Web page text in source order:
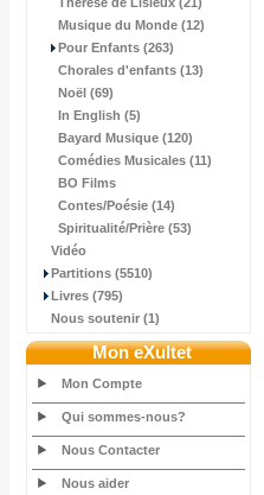
Musique du Monde (12)
Pour Enfants (263)
Chorales d'enfants (13)
Noël (69)
In English (5)
Bayard Musique (120)
Comédies Musicales (11)
BO Films
Contes/Poésie (14)
Spiritualité/Prière (53)
Vidéo
Partitions (5510)
Livres (795)
Nous soutenir (1)
Mon eXultet
Mon Compte
Qui sommes-nous?
Nous Contacter
Nous aider